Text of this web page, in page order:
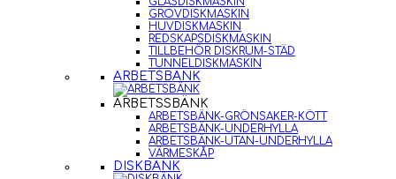
GROVDISKMASKIN
HUVDISKMASKIN
REDSKAPSDISKMASKIN
TILLBEHÖR DISKRUM-STÄD
TUNNELDISKMASKIN
ARBETSBÄNK
ARBETSSBÄNK
ARBETSBÄNK-GRÖNSAKER-KÖTT
ARBETSBÄNK-UNDERHYLLA
ARBETSBÄNK-UTAN-UNDERHYLLA
VÄRMESKÅP
DISKBÄNK